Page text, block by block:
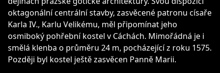
oktagonální centrální stavby, zasvěcené patronu císaře
Karla IV., Karlu Velikému, měl připomínat jeho
osmiboký pohřební kostel v Cáchách. Mimořádná je i
smělá klenba o průměru 24 m, pocházející z roku 1575.
Později byl kostel ještě zasvěcen Panně Marii.